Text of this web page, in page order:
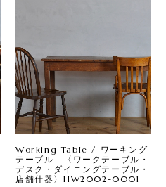
Working Table / ワーキング
テーブル 〈ワークテーブル・
デスク・ダイニングテーブル・
店舗什器〉HW2002-0001